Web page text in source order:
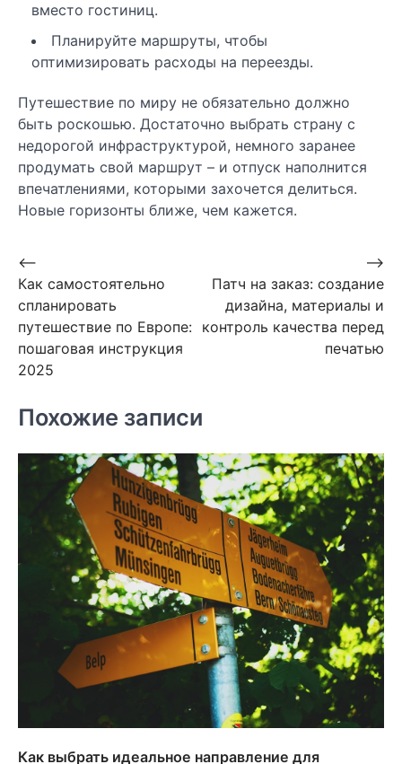
вместо гостиниц.
Планируйте маршруты, чтобы
оптимизировать расходы на переезды.
Путешествие по миру не обязательно должно
быть роскошью. Достаточно выбрать страну с
недорогой инфраструктурой, немного заранее
продумать свой маршрут – и отпуск наполнится
впечатлениями, которыми захочется делиться.
Новые горизонты ближе, чем кажется.
Навигация
по
записям
⟵
Как самостоятельно
спланировать
путешествие по Европе:
пошаговая инструкция
2025
Патч на заказ: создание
дизайна, материалы и
контроль качества перед
печатью
⟶
Похожие записи
Как выбрать идеальное направление для